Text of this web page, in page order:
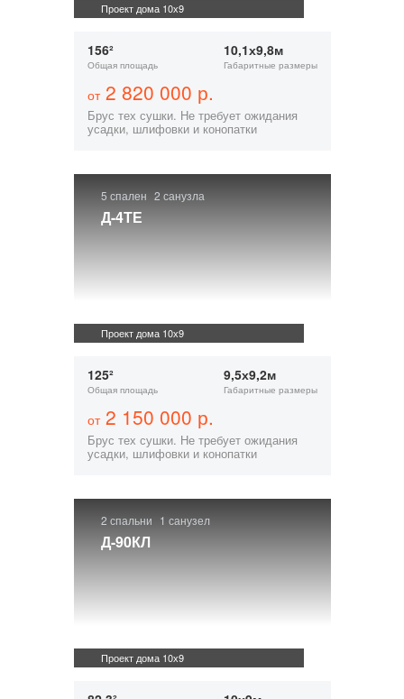
Проект дома 10х9
156²
Общая площадь
10,1х9,8м
Габаритные размеры
от2 820 000 р.
Брус тех сушки. Не требует ожидания
усадки, шлифовки и конопатки
5 спален 2 санузла
Д-4ТЕ
Проект дома 10х9
125²
Общая площадь
9,5х9,2м
Габаритные размеры
от2 150 000 р.
Брус тех сушки. Не требует ожидания
усадки, шлифовки и конопатки
2 спальни 1 санузел
Д-90КЛ
Проект дома 10х9